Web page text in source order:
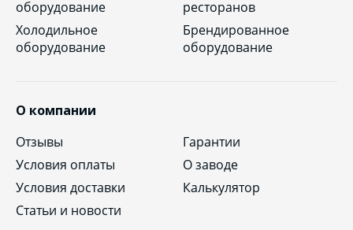
оборудование
ресторанов
Холодильное
оборудование
Брендированное
оборудование
О компании
Отзывы
Гарантии
Условия оплаты
О заводе
Условия доставки
Калькулятор
Статьи и новости